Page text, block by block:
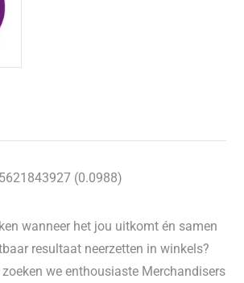
(0.0988)
wanneer het jou uitkomt én samen
resultaat neerzetten in winkels?
zoeken we enthousiaste Merchandisers